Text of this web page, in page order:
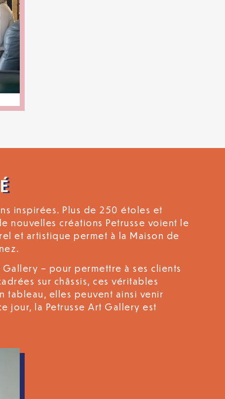
inspirées. Plus de 250 étoles et
nouvelles créations Petrusse voient le
et artistique permet à la Maison de
– pour permettre à ses clients
sur châssis, ces véritables
tableau, elles peuvent ainsi venir
jour, la Petrusse Art Gallery est